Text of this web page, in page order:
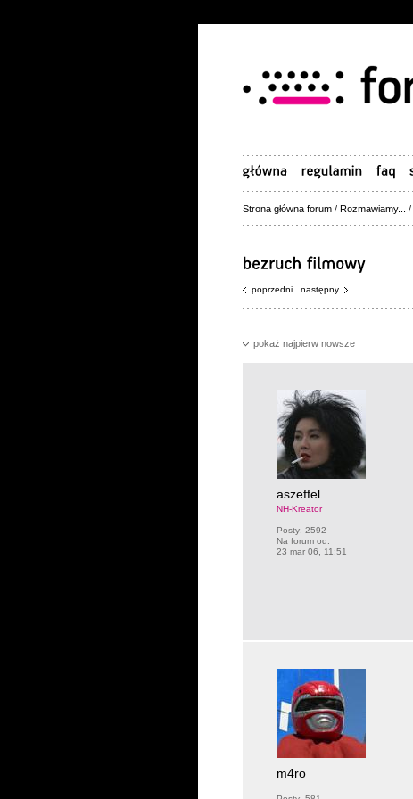
Strona główna forum / Rozmawiamy... /
poprzedni następny
pokaż najpierw nowsze
aszeffel
NH-Kreator
Posty: 2592
Na forum od:
23 mar 06, 11:51
m4ro